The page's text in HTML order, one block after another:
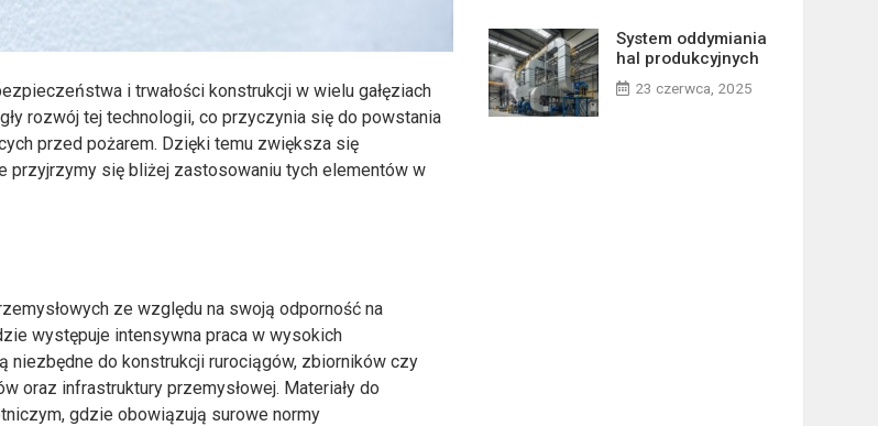
i trwałości konstrukcji w wielu gałęziach
rozwój tej technologii, co przyczynia się do powstania
przed pożarem. Dzięki temu zwiększa się
przyjrzymy się bliżej zastosowaniu tych elementów w
ze względu na swoją odporność na
występuje intensywna praca w wysokich
niezbędne do konstrukcji rurociągów, zbiorników czy
oraz infrastruktury przemysłowej. Materiały do
gdzie obowiązują surowe normy
System oddymiania
hal produkcyjnych
23 czerwca, 2025